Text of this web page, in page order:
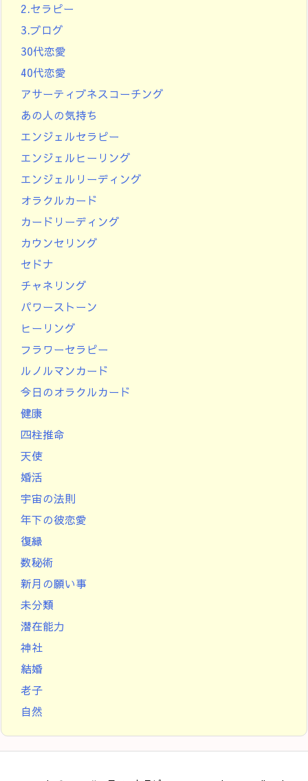
2.セラピー
3.ブログ
30代恋愛
40代恋愛
アサーティブネスコーチング
あの人の気持ち
エンジェルセラピー
エンジェルヒーリング
エンジェルリーディング
オラクルカード
カードリーディング
カウンセリング
セドナ
チャネリング
パワーストーン
ヒーリング
フラワーセラピー
ルノルマンカード
今日のオラクルカード
健康
四柱推命
天使
婚活
宇宙の法則
年下の彼恋愛
復縁
数秘術
新月の願い事
未分類
潜在能力
神社
結婚
老子
自然